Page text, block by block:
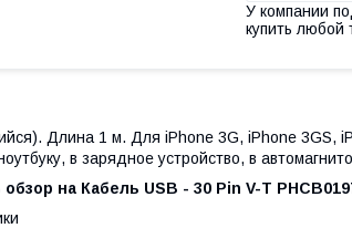
У компании
купить любой
Длина 1 м. Для iPhone 3G, iPhone 3GS,
в зарядное устройство, в
на Кабель USB - 30 Pin V-T